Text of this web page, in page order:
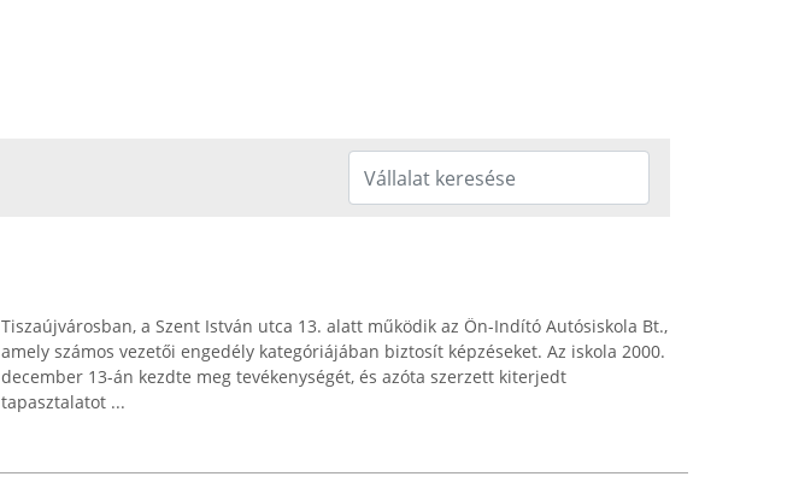
Tiszaújvárosban, a Szent István utca 13. alatt működik az Ön-Indító Autósiskola Bt.,
amely számos vezetői engedély kategóriájában biztosít képzéseket. Az iskola 2000.
december 13-án kezdte meg tevékenységét, és azóta szerzett kiterjedt
tapasztalatot ...